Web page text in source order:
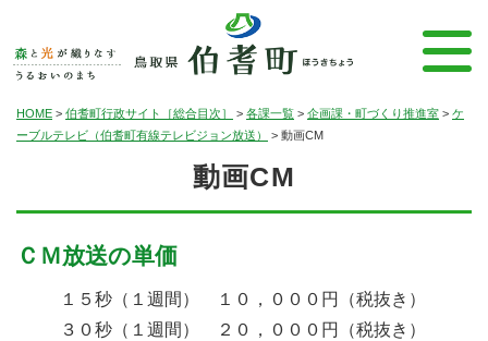
HOME > 伯耆町行政サイト［総合目次］ > 各課一覧 > 企画課・町づくり推進室 > ケ
ーブルテレビ（伯耆町有線テレビジョン放送）
> 動画CM
動画CM
ＣＭ放送の単価
１５秒（１週間） １０，０００円（税抜き）
３０秒（１週間） ２０，０００円（税抜き）